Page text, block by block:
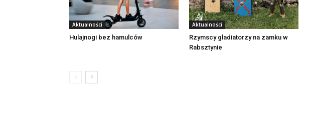
Aktualności
Hulajnogi bez hamulców
Aktualności
Rzymscy gladiatorzy na zamku w
Rabsztynie